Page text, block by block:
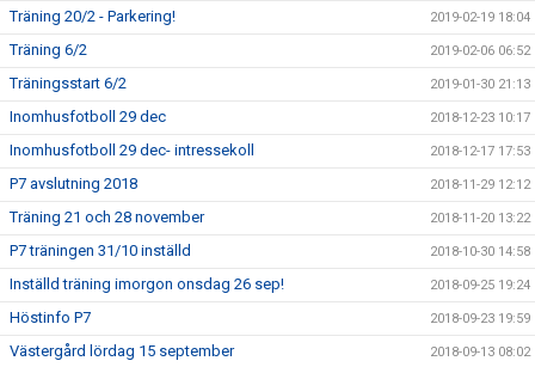
Träning 20/2 - Parkering! 2019-02-19 18:04
Träning 6/2 2019-02-06 06:52
Träningsstart 6/2 2019-01-30 21:13
Inomhusfotboll 29 dec 2018-12-23 10:17
Inomhusfotboll 29 dec- intressekoll 2018-12-17 17:53
P7 avslutning 2018 2018-11-29 12:12
Träning 21 och 28 november 2018-11-20 13:22
P7 träningen 31/10 inställd 2018-10-30 14:58
Inställd träning imorgon onsdag 26 sep! 2018-09-25 19:24
Höstinfo P7 2018-09-23 19:59
Västergård lördag 15 september 2018-09-13 08:02